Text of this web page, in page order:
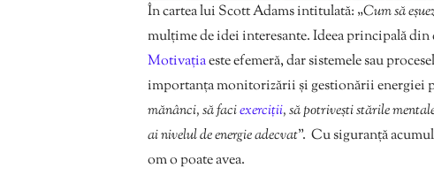
În cartea lui Scott Adams intitulată: „Cum să
mulțime de idei interesante. Ideea principală din
Motivațiaeste efemeră, dar sistemele sau
importanța monitorizării și gestionării energiei
mănânci, să faciexerciții, să potrivești stările
ai nivelul de energie adecvat”. Cu siguranță
om o poate avea.